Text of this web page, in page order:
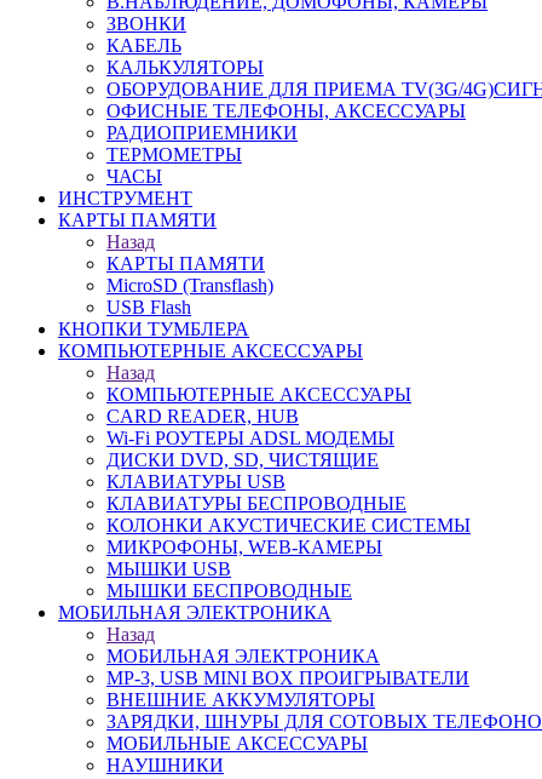
ЗВОНКИ
КАБЕЛЬ
КАЛЬКУЛЯТОРЫ
ОБОРУДОВАНИЕ ДЛЯ ПРИЕМА TV(3G/
ОФИСНЫЕ ТЕЛЕФОНЫ, АКСЕССУАРЫ
РАДИОПРИЕМНИКИ
ТЕРМОМЕТРЫ
ЧАСЫ
ИНСТРУМЕНТ
КАРТЫ ПАМЯТИ
Назад
КАРТЫ ПАМЯТИ
MicroSD (Transflash)
USB Flash
КНОПКИ ТУМБЛЕРА
КОМПЬЮТЕРНЫЕ АКСЕССУАРЫ
Назад
КОМПЬЮТЕРНЫЕ АКСЕССУАРЫ
CARD READER, HUB
Wi-Fi РОУТЕРЫ ADSL МОДЕМЫ
ДИСКИ DVD, SD, ЧИСТЯЩИЕ
КЛАВИАТУРЫ USB
КЛАВИАТУРЫ БЕСПРОВОДНЫЕ
КОЛОНКИ АКУСТИЧЕСКИЕ СИСТЕМЫ
МИКРОФОНЫ, WEB-КАМЕРЫ
МЫШКИ USB
МЫШКИ БЕСПРОВОДНЫЕ
МОБИЛЬНАЯ ЭЛЕКТРОНИКА
Назад
МОБИЛЬНАЯ ЭЛЕКТРОНИКА
MP-3, USB MINI BOX ПРОИГРЫВАТЕЛИ
ВНЕШНИЕ АККУМУЛЯТОРЫ
ЗАРЯДКИ, ШНУРЫ ДЛЯ СОТОВЫХ
МОБИЛЬНЫЕ АКСЕССУАРЫ
НАУШНИКИ